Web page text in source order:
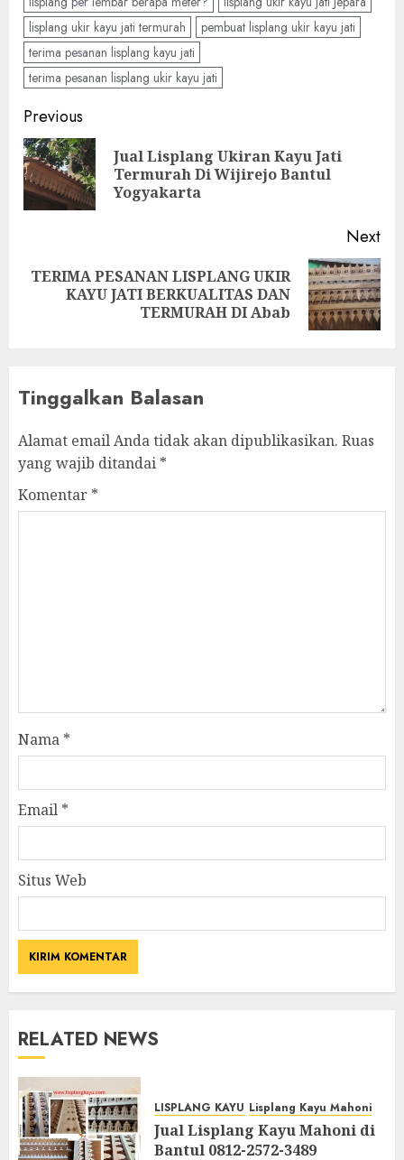
lisplang ukir kayu jati termurah
pembuat lisplang ukir kayu jati
terima pesanan lisplang kayu jati
terima pesanan lisplang ukir kayu jati
Previous
Jual Lisplang Ukiran Kayu Jati
Termurah Di Wijirejo Bantul
Yogyakarta
Next
TERIMA PESANAN LISPLANG UKIR
KAYU JATI BERKUALITAS DAN
TERMURAH DI Abab
Tinggalkan Balasan
Alamat email Anda tidak akan dipublikasikan. Ruas
yang wajib ditandai *
Komentar *
Nama *
Email *
Situs Web
RELATED NEWS
LISPLANG KAYU Lisplang Kayu Mahoni
Jual Lisplang Kayu Mahoni di
Bantul 0812-2572-3489